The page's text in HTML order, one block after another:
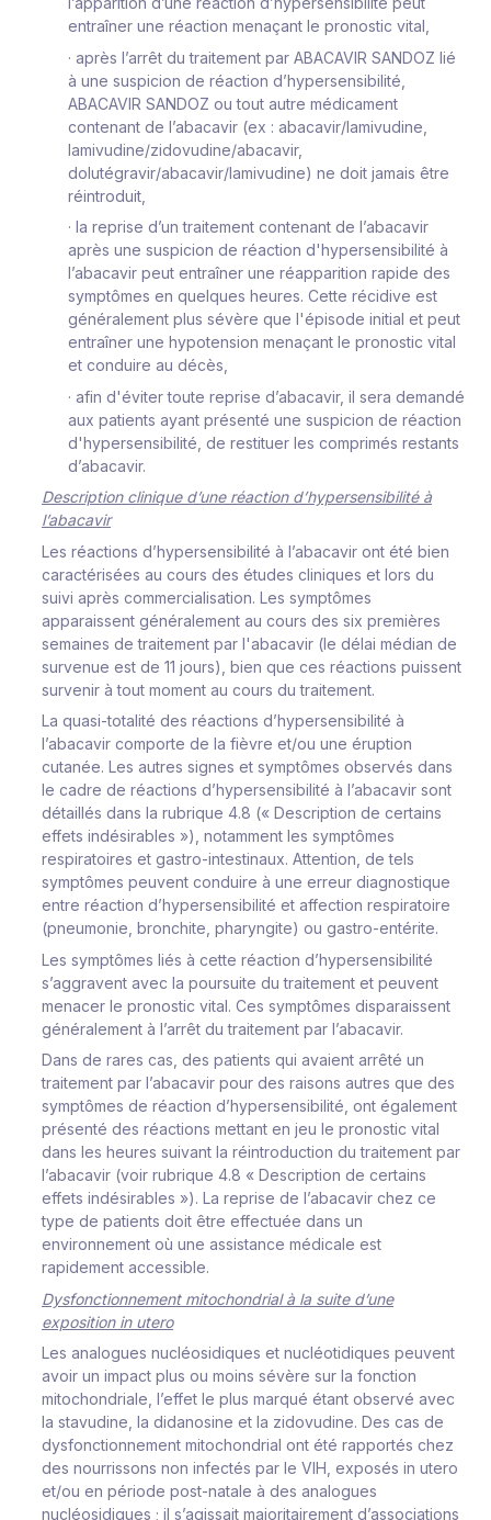
entraîner une réaction menaçant le pronostic vital,
· après l’arrêt du traitement par ABACAVIR SANDOZ lié
à une suspicion de réaction d’hypersensibilité
ABACAVIR SANDOZ ou tout autre médicament
contenant de l’abacavir(ex : abacavir/lamivudine,
lamivudine/zidovudine/abacavir,
dolutégravir/abacavir/lamivudine) ne doit jamais être
réintroduit,
· la reprise d’un traitement contenant de l’abacavir
après une suspicion de réaction d'hypersensibilité à
l’abacavir peut entraîner une réapparition rapide des
symptômes en quelques heures. Cette récidive est
généralement plus sévère que l'épisode initial et peut
entraîner une hypotension menaçant le pronostic vital
et conduire au décès,
· afin d'éviter toute reprise d’abacavir, il sera demandé
aux patients ayant présenté une suspicion de réaction
d'hypersensibilité, de restituer les comprimés restants
d’abacavir.
Description clinique d’une réaction d’hypersensibilité à
l’abacavir
Les réactions d’hypersensibilité à l’abacavir ont été bien
caractérisées au cours des études cliniques et lors du
suivi après commercialisation. Les symptômes
apparaissent généralement au cours des six premières
semaines de traitement par l'abacavir (le délai médian de
survenue est de 11 jours), bien que ces réactions puissent
survenir à tout moment au cours du traitement.
La quasi-totalité des réactions d’hypersensibilité à
l’abacavir comporte de la fièvre et/ou une éruption
cutanée. Les autres signes et symptômes observés dans
le cadre de réactions d’hypersensibilité à l’abacavir sont
détaillés dans la rubrique 4.8 (« Description de certains
effets indésirables »), notamment les symptômes
respiratoires et gastro-intestinaux. Attention, de tels
symptômes peuvent conduire à une erreur diagnostique
entre réaction d’hypersensibilité et affection respiratoire
(pneumonie, bronchite, pharyngite) ou gastro-entérite.
Les symptômes liés à cette réaction d’hypersensibilité
s’aggravent avec la poursuite du traitement et peuvent
menacer le pronostic vital. Ces symptômes disparaissent
généralement à l’arrêt du traitement par l’abacavir.
Dans de rares cas, des patients qui avaient arrêté un
traitement par l’abacavir pour des raisons autres que des
symptômes de réaction d’hypersensibilité, ont également
présenté des réactions mettant en jeu le pronostic vital
dans les heures suivant la réintroduction du traitement par
l’abacavir (voir rubrique 4.8 « Description de certains
effets indésirables »). La reprise de l’abacavir chez ce
type de patients doit être effectuée dans un
environnement où une assistance médicale est
rapidement accessible.
Dysfonctionnement mitochondrial à la suite d’une
exposition in utero
Les analogues nucléosidiques et nucléotidiques peuvent
avoir un impact plus ou moins sévère sur la fonction
mitochondriale, l’effet le plus marqué étant observé avec
la stavudine, la didanosine et la zidovudine. Des cas de
dysfonctionnement mitochondrial ont été rapportés chez
des nourrissons non infectés par le VIH, exposés in utero
et/ou en période post-natale à des analogues
nucléosidiques ; il s’agissait majoritairement d’associations